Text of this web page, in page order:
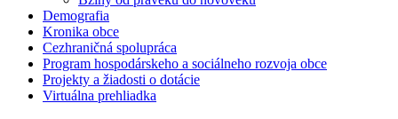
Demografia
Kronika obce
Cezhraničná spolupráca
Program hospodárskeho a sociálneho rozvoja obce
Projekty a žiadosti o dotácie
Virtuálna prehliadka